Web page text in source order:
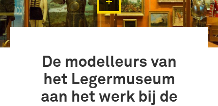
De modelleurs van
het Legermuseum
aan het werk bij de